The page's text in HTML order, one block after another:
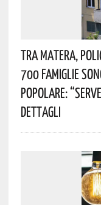
Tra Matera,
700 Famiglie
Popolare:
Dettagli